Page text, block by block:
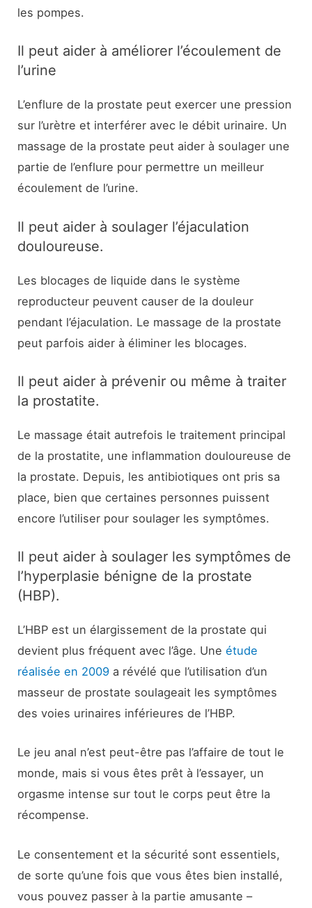
les pompes.
Il peut aider à améliorer l’écoulement de
l’urine
L’enflure de la prostate peut exercer une pression
sur l’urètre et interférer avec le débit urinaire. Un
massage de la prostate peut aider à soulager une
partie de l’enflure pour permettre un meilleur
écoulement de l’urine.
Il peut aider à soulager l’éjaculation
douloureuse.
Les blocages de liquide dans le système
reproducteur peuvent causer de la douleur
pendant l’éjaculation. Le massage de la prostate
peut parfois aider à éliminer les blocages.
Il peut aider à prévenir ou même à traiter
la prostatite.
Le massage était autrefois le traitement principal
de la prostatite, une inflammation douloureuse de
la prostate. Depuis, les antibiotiques ont pris sa
place, bien que certaines personnes puissent
encore l’utiliser pour soulager les symptômes.
Il peut aider à soulager les symptômes de
l’hyperplasie bénigne de la prostate
(HBP).
L’HBP est un élargissement de la prostate qui
devient plus fréquent avec l’âge. Uneétude
réalisée en 2009 a révélé que l’utilisation d’un
masseur de prostate soulageait les symptômes
des voies urinaires inférieures de l’HBP.
Le jeu anal n’est peut-être pas l’affaire de tout le
monde, mais si vous êtes prêt à l’essayer, un
orgasme intense sur tout le corps peut être la
récompense.
Le consentement et la sécurité sont essentiels,
de sorte qu’une fois que vous êtes bien installé,
vous pouvez passer à la partie amusante –